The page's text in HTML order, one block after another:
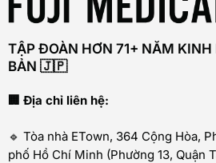
TẬP ĐOÀN HƠN 71+ NĂM
BẢN 🇯🇵
🏢 Địa chỉ liên hệ:
🔹 Tòa nhà ETown, 364 Cộng Hòa,
phố Hồ Chí Minh (Phường 13, Quận